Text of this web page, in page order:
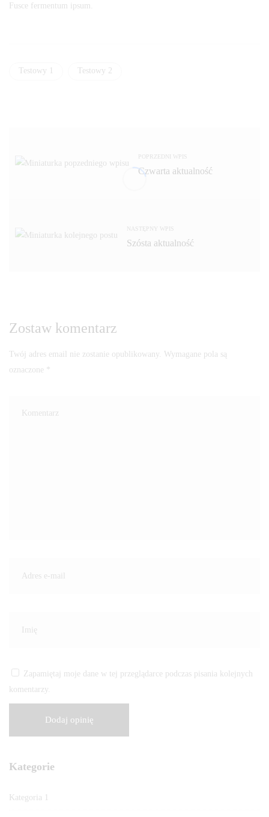
Kategorie
Kategoria 1
Fusce fermentum ipsum.
Testowy 1 Testowy 2
POPRZEDNI WPIS
Czwarta aktualność
NASTĘPNY WPIS
Szósta aktualność
Zostaw komentarz
Twój adres email nie zostanie opublikowany.
Wymagane pola są
oznaczone *
Zapamiętaj moje dane w tej przeglądarce podczas pisania kolejnych
komentarzy.